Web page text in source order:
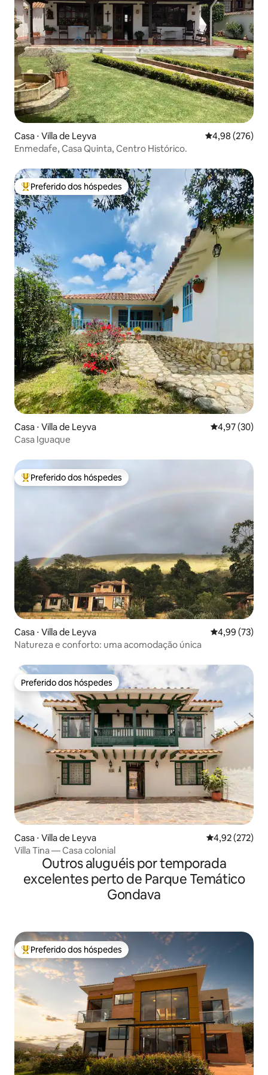
Casa ⋅ Villa de Leyva 4,98 de uma
4,98 (276)
Enmedafe, Casa Quinta, Centro Histórico.
Entre os melhores preferidos dos hóspedes
Preferido dos hóspedes
Casa ⋅ Villa de Leyva 4,97 de uma
4,97 (30)
Casa Iguaque
Entre os melhores preferidos dos hóspedes
Preferido dos hóspedes
Casa ⋅ Villa de Leyva 4,99 de uma
4,99 (73)
Natureza e conforto: uma acomodação única
Preferido dos hóspedes
Preferido dos hóspedes
Casa ⋅ Villa de Leyva 4,92 de uma
4,92 (272)
Villa Tina — Casa colonial
Outros aluguéis por temporada
excelentes perto de Parque Temático
Gondava
Entre os melhores preferidos dos hóspedes
Preferido dos hóspedes